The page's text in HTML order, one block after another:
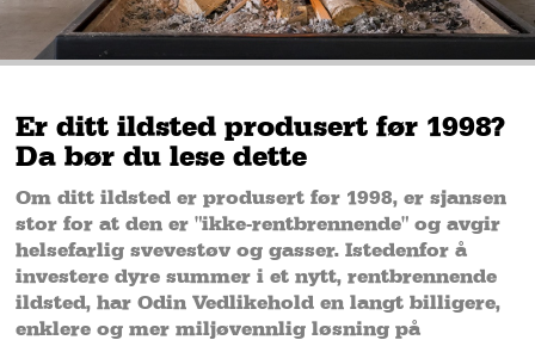
Er ditt ildsted produsert før 1998?
Da bør du lese dette
Om ditt ildsted er produsert før 1998, er sjansen
stor for at den er "ikke-rentbrennende" og avgir
helsefarlig svevestøv og gasser. Istedenfor å
investere dyre summer i et nytt, rentbrennende
ildsted, har Odin Vedlikehold en langt billigere,
enklere og mer miljøvennlig løsning på